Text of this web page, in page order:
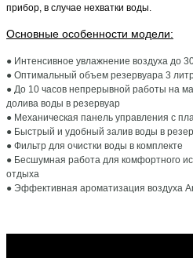
прибор, в случае нехватки воды.
Основные особенности модели:
● Интенсивное увлажнение воздуха до
● Оптимальный объем резервуара 3
● До 10 часов непрерывной работы на
долива воды в резервуар
● Механическая панель управления с
● Быстрый и удобный залив воды в
● Фильтр для очистки воды в комплекте
● Бесшумная работа для комфортного
отдыха
● Эффективная ароматизация воздуха